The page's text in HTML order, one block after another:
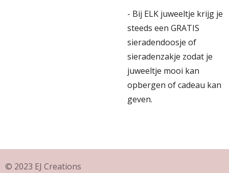
- Bij ELK juweeltje krijg je
steeds een GRATIS
sieradendoosje of
sieradenzakje zodat je
juweeltje mooi kan
opbergen of cadeau kan
geven.
© 2023 EJ Creations